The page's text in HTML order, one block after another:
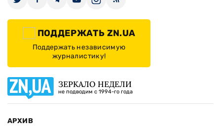
ПОДДЕРЖАТЬ ZN.UA
Поддержать независимую
журналистику!
ЗЕРКАЛО НЕДЕЛИ
не подводим с 1994-го года
АРХИВ